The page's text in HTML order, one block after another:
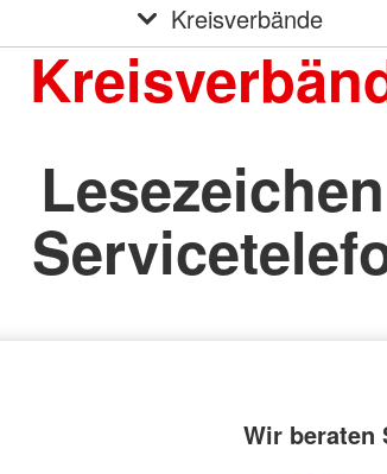
Kreisverbände
Wir beraten